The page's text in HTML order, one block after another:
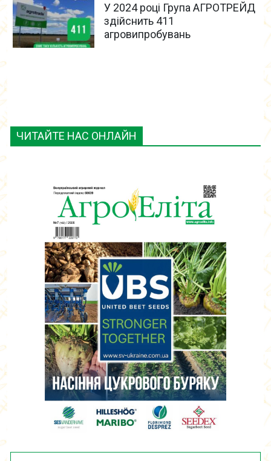
ЧИТАЙТЕ НАС ОНЛАЙН
У 2024 році Група АГРОТРЕЙД
здійснить 411
агровипробувань